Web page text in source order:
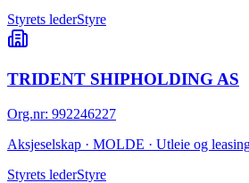
Styrets lederStyre
TRIDENT SHIPHOLDING AS
Org.nr: 992246227
Aksjeselskap · MOLDE · Utleie og
Styrets lederStyre